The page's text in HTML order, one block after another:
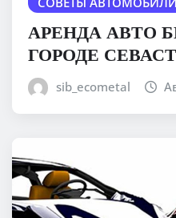
АРЕНДА АВТО
ГОРОДЕ
sib_ecometal